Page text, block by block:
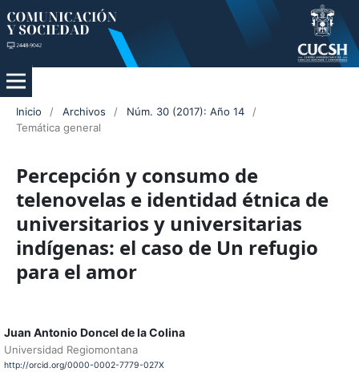
Inicio / Archivos / Núm. 30 (2017): Año 14
/
Temática general
Percepción y consumo de
telenovelas e identidad étnica de
universitarios y universitarias
indígenas: el caso de Un refugio
para el amor
Juan Antonio Doncel de la Colina
Universidad Regiomontana
http://orcid.org/0000-0002-7779-027X